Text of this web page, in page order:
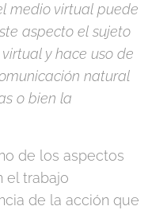
medio virtual puede
aspecto el sujeto
y hace uso de
natural
o bien la
de los aspectos
el trabajo
de la acción que